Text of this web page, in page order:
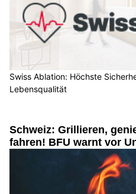
Swiss Ablation: Höchste
Lebensqualität
Schweiz: Grillieren,
fahren! BFU warnt vor